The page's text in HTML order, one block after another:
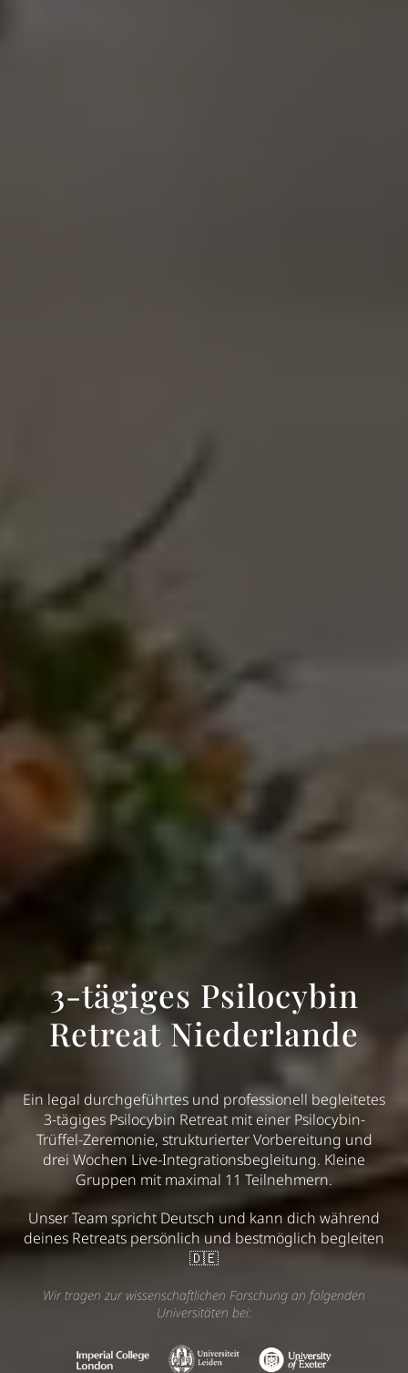
3-tägiges Psilocybin
Retreat Niederlande
Ein legal durchgeführtes und professionell begleitetes
3-tägiges Psilocybin Retreat mit einer Psilocybin-
Trüffel-Zeremonie, strukturierter Vorbereitung und
drei Wochen Live-Integrationsbegleitung. Kleine
Gruppen mit maximal 11 Teilnehmern.
Unser Team spricht Deutsch und kann dich während
deines Retreats persönlich und bestmöglich begleiten
🇩🇪
Wir tragen zur wissenschaftlichen Forschung an folgenden
Universitäten bei: